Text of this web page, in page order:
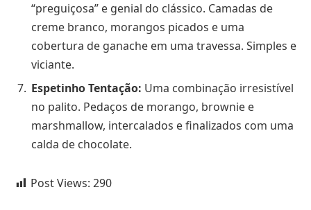
“preguiçosa” e genial do clássico. Camadas de
creme branco, morangos picados e uma
cobertura de ganache em uma travessa. Simples e
viciante.
Espetinho Tentação: Uma combinação irresistível
no palito. Pedaços de morango, brownie e
marshmallow, intercalados e finalizados com uma
calda de chocolate.
Post Views: 290